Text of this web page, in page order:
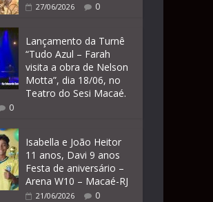
27/06/2026 0
Lançamento da Turnê
“Tudo Azul – Farah
visita a obra de Nelson
Motta”, dia 18/06, no
Teatro do Sesi Macaé.
0
Isabella e João Heitor
11 anos, Davi 9 anos
Festa de aniversário –
Arena W10 – Macaé-RJ
21/06/2026 0